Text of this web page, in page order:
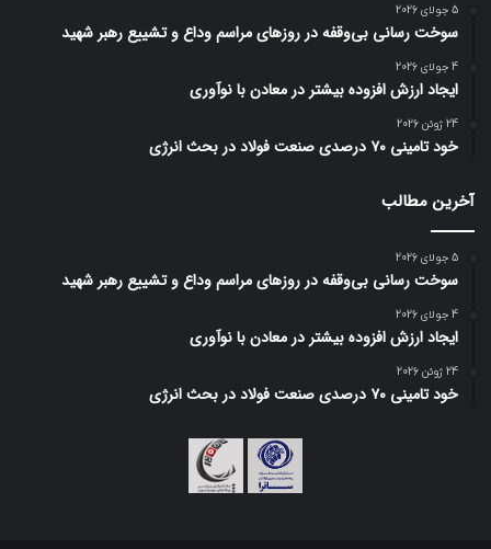
5 جولای 2026
سوخت رسانی بی‌وقفه در روز‌های مراسم وداع و تشییع رهبر شهید
4 جولای 2026
ایجاد ارزش افزوده بیشتر در معادن با نوآوری
24 ژوئن 2026
خود تامینی ۷۰ درصدی صنعت فولاد در بحث انرژی
آخرین مطالب
5 جولای 2026
سوخت رسانی بی‌وقفه در روز‌های مراسم وداع و تشییع رهبر شهید
4 جولای 2026
ایجاد ارزش افزوده بیشتر در معادن با نوآوری
24 ژوئن 2026
خود تامینی ۷۰ درصدی صنعت فولاد در بحث انرژی